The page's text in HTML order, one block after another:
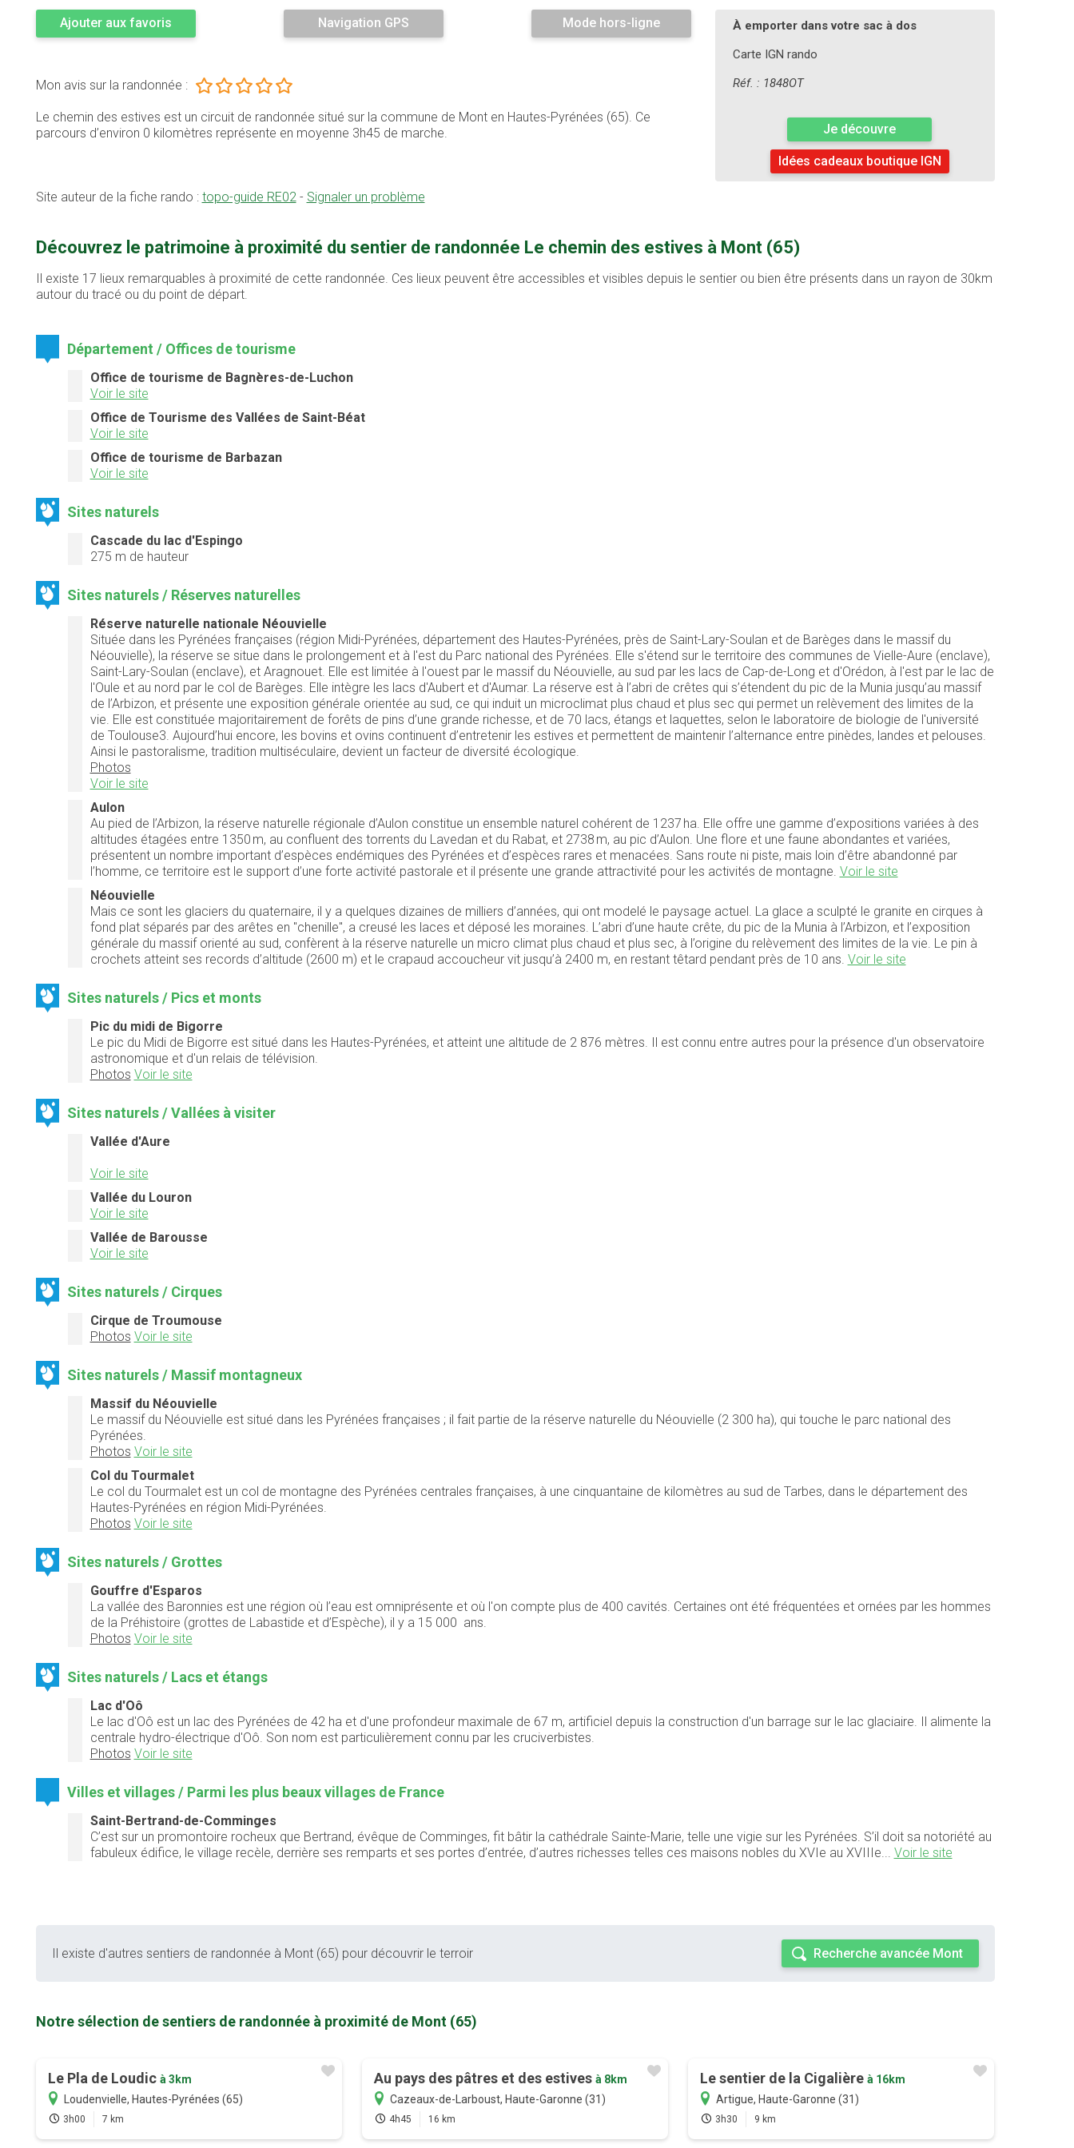
Ajouter aux favoris Navigation GPS Mode hors-ligne
Mon avis sur la randonnée :
Le chemin des estives est un circuit de randonnée situé sur la commune de Mont en Hautes-Pyrénées (65). Ce
parcours d’environ 0 kilomètres représente en moyenne 3h45 de marche.
Site auteur de la fiche rando : topo-guide RE02- Signaler un problème
À emporter dans votre sac à dos
Carte IGN rando
Réf. : 1848OT
Je découvre
Idées cadeaux boutique IGN
Découvrez le patrimoine à proximité du sentier de randonnée Le chemin des estives à Mont (65)
Il existe 17 lieux remarquables à proximité de cette randonnée. Ces lieux peuvent être accessibles et visibles depuis le sentier ou bien être présents dans un rayon de 30km
autour du tracé ou du point de départ.
Département / Offices de tourisme
Office de tourisme de Bagnères-de-Luchon
Voir le site
Office de Tourisme des Vallées de Saint-Béat
Voir le site
Office de tourisme de Barbazan
Voir le site
Sites naturels
Cascade du lac d'Espingo
275 m de hauteur
Sites naturels / Réserves naturelles
Réserve naturelle nationale Néouvielle
Située dans les Pyrénées françaises (région Midi-Pyrénées, département des Hautes-Pyrénées, près de Saint-Lary-Soulan et de Barèges dans le massif du
Néouvielle), la réserve se situe dans le prolongement et à l'est du Parc national des Pyrénées. Elle s'étend sur le territoire des communes de Vielle-Aure (enclave),
Saint-Lary-Soulan (enclave), et Aragnouet. Elle est limitée à l'ouest par le massif du Néouvielle, au sud par les lacs de Cap-de-Long et d'Orédon, à l'est par le lac de
l'Oule et au nord par le col de Barèges. Elle intègre les lacs d'Aubert et d'Aumar. La réserve est à l’abri de crêtes qui s’étendent du pic de la Munia jusqu’au massif
de l’Arbizon, et présente une exposition générale orientée au sud, ce qui induit un microclimat plus chaud et plus sec qui permet un relèvement des limites de la
vie. Elle est constituée majoritairement de forêts de pins d’une grande richesse, et de 70 lacs, étangs et laquettes, selon le laboratoire de biologie de l'université
de Toulouse3. Aujourd’hui encore, les bovins et ovins continuent d’entretenir les estives et permettent de maintenir l’alternance entre pinèdes, landes et pelouses.
Ainsi le pastoralisme, tradition multiséculaire, devient un facteur de diversité écologique.
Photos
Voir le site
Aulon
Au pied de l’Arbizon, la réserve naturelle régionale d’Aulon constitue un ensemble naturel cohérent de 1237 ha. Elle offre une gamme d’expositions variées à des
altitudes étagées entre 1350 m, au confluent des torrents du Lavedan et du Rabat, et 2738 m, au pic d’Aulon. Une flore et une faune abondantes et variées,
présentent un nombre important d’espèces endémiques des Pyrénées et d’espèces rares et menacées. Sans route ni piste, mais loin d’être abandonné par
l’homme, ce territoire est le support d’une forte activité pastorale et il présente une grande attractivité pour les activités de montagne. Voir le site
Néouvielle
Mais ce sont les glaciers du quaternaire, il y a quelques dizaines de milliers d’années, qui ont modelé le paysage actuel. La glace a sculpté le granite en cirques à
fond plat séparés par des arêtes en "chenille", a creusé les laces et déposé les moraines. L’abri d’une haute crête, du pic de la Munia à l’Arbizon, et l’exposition
générale du massif orienté au sud, confèrent à la réserve naturelle un micro climat plus chaud et plus sec, à l’origine du relèvement des limites de la vie. Le pin à
crochets atteint ses records d’altitude (2600 m) et le crapaud accoucheur vit jusqu’à 2400 m, en restant têtard pendant près de 10 ans. Voir le site
Sites naturels / Pics et monts
Pic du midi de Bigorre
Le pic du Midi de Bigorre est situé dans les Hautes-Pyrénées, et atteint une altitude de 2 876 mètres. Il est connu entre autres pour la présence d'un observatoire
astronomique et d'un relais de télévision.
Photos Voir le site
Sites naturels / Vallées à visiter
Vallée d'Aure
Voir le site
Vallée du Louron
Voir le site
Vallée de Barousse
Voir le site
Sites naturels / Cirques
Cirque de Troumouse
Photos Voir le site
Sites naturels / Massif montagneux
Massif du Néouvielle
Le massif du Néouvielle est situé dans les Pyrénées françaises ; il fait partie de la réserve naturelle du Néouvielle (2 300 ha), qui touche le parc national des
Pyrénées.
Photos Voir le site
Col du Tourmalet
Le col du Tourmalet est un col de montagne des Pyrénées centrales françaises, à une cinquantaine de kilomètres au sud de Tarbes, dans le département des
Hautes-Pyrénées en région Midi-Pyrénées.
Photos Voir le site
Sites naturels / Grottes
Gouffre d'Esparos
La vallée des Baronnies est une région où l’eau est omniprésente et où l'on compte plus de 400 cavités. Certaines ont été fréquentées et ornées par les hommes
de la Préhistoire (grottes de Labastide et d’Espèche), il y a 15 000 ans.
Photos Voir le site
Sites naturels / Lacs et étangs
Lac d'Oô
Le lac d'Oô est un lac des Pyrénées de 42 ha et d'une profondeur maximale de 67 m, artificiel depuis la construction d'un barrage sur le lac glaciaire. Il alimente la
centrale hydro-électrique d'Oô. Son nom est particulièrement connu par les cruciverbistes.
Photos Voir le site
Villes et villages / Parmi les plus beaux villages de France
Saint-Bertrand-de-Comminges
C’est sur un promontoire rocheux que Bertrand, évêque de Comminges, fit bâtir la cathédrale Sainte-Marie, telle une vigie sur les Pyrénées. S’il doit sa notoriété au
fabuleux édifice, le village recèle, derrière ses remparts et ses portes d’entrée, d’autres richesses telles ces maisons nobles du XVIe au XVIIIe... Voir le site
Il existe d'autres sentiers de randonnée à Mont (65) pour découvrir le terroir Recherche avancée Mont
Notre sélection de sentiers de randonnée à proximité de Mont (65)
Le Pla de Loudic à 3km
Loudenvielle, Hautes-Pyrénées (65)
3h00 7 km
Au pays des pâtres et des estives à 8km
Cazeaux-de-Larboust, Haute-Garonne (31)
4h45 16 km
Le sentier de la Cigalière à 16km
Artigue, Haute-Garonne (31)
3h30 9 km